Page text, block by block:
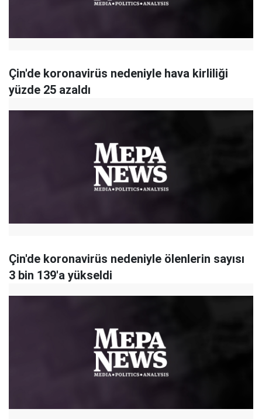
Çin'de koronavirüs nedeniyle hava kirliliği
yüzde 25 azaldı
Çin'de koronavirüs nedeniyle ölenlerin sayısı
3 bin 139'a yükseldi